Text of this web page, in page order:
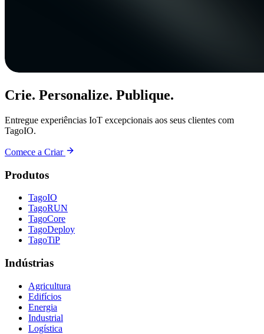
Crie. Personalize. Publique.
Entregue experiências IoT excepcionais aos seus clientes com
TagoIO.
Comece a Criar
Produtos
TagoIO
TagoRUN
TagoCore
TagoDeploy
TagoTiP
Indústrias
Agricultura
Edifícios
Energia
Industrial
Logística